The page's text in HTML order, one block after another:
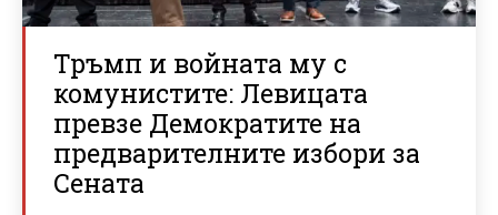
Тръмп и войната му с
комунистите: Левицата
превзе Демократите на
предварителните избори за
Сената